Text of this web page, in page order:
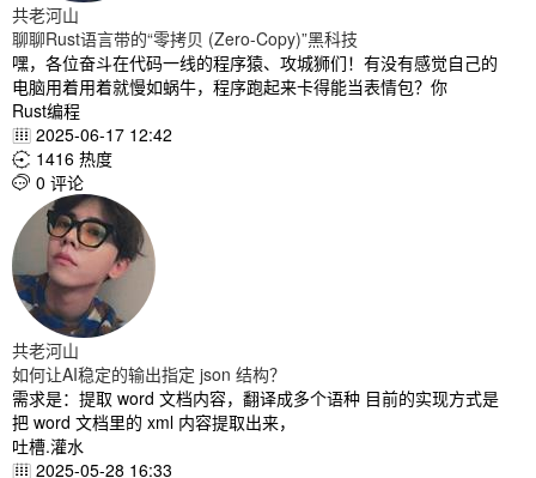
共老河山
聊聊Rust语言带的“零拷贝 (Zero-Copy)”黑科技
嘿，各位奋斗在代码一线的程序猿、攻城狮们！有没有感觉自己的
电脑用着用着就慢如蜗牛，程序跑起来卡得能当表情包？你
Rust编程
 2025-06-17 12:42
 1416 热度
 0 评论
共老河山
如何让AI稳定的输出指定 json 结构？
需求是：提取 word 文档内容，翻译成多个语种 目前的实现方式是
把 word 文档里的 xml 内容提取出来，
吐槽.灌水
 2025-05-28 16:33